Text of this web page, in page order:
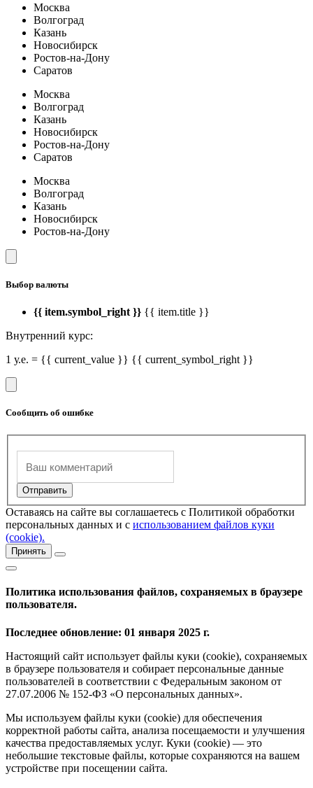
Москва
Волгоград
Казань
Новосибирск
Ростов-на-Дону
Саратов
Москва
Волгоград
Казань
Новосибирск
Ростов-на-Дону
Саратов
Москва
Волгоград
Казань
Новосибирск
Ростов-на-Дону
Выбор валюты
{{ item.symbol_right }} {{ item.title }}
Внутренний курс:
1 у.е. = {{ current_value }} {{ current_symbol_right }}
Сообщить об ошибке
Оставаясь на сайте вы соглашаетесь с Политикой обработки
персональных данных и с использованием файлов куки
(cookie).
Принять
Политика использования файлов, сохраняемых в браузере
пользователя.
Последнее обновление: 01 января 2025 г.
Настоящий сайт использует файлы куки (cookie), сохраняемых
в браузере пользователя и собирает персональные данные
пользователей в соответствии с Федеральным законом от
27.07.2006 № 152-ФЗ «О персональных данных».
Мы используем файлы куки (cookie) для обеспечения
корректной работы сайта, анализа посещаемости и улучшения
качества предоставляемых услуг. Куки (cookie) — это
небольшие текстовые файлы, которые сохраняются на вашем
устройстве при посещении сайта.